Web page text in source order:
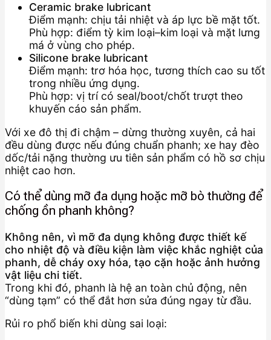
Ceramic brake lubricant
Điểm mạnh: chịu tải nhiệt và áp lực bề mặt tốt.
Phù hợp: điểm tỳ kim loại–kim loại và mặt lưng
má ở vùng cho phép.
Silicone brake lubricant
Điểm mạnh: trơ hóa học, tương thích cao su tốt
trong nhiều ứng dụng.
Phù hợp: vị trí có seal/boot/chốt trượt theo
khuyến cáo sản phẩm.
Với xe đô thị đi chậm – dừng thường xuyên, cả hai
đều dùng được nếu đúng chuẩn phanh; xe hay đèo
dốc/tải nặng thường ưu tiên sản phẩm có hồ sơ chịu
nhiệt cao hơn.
Có thể dùng mỡ đa dụng hoặc mỡ bò thường để
chống ồn phanh không?
Không nên, vì mỡ đa dụng không được thiết kế
cho nhiệt độ và điều kiện làm việc khắc nghiệt của
phanh, dễ cháy oxy hóa, tạo cặn hoặc ảnh hưởng
vật liệu chi tiết.
Trong khi đó, phanh là hệ an toàn chủ động, nên
“dùng tạm” có thể đắt hơn sửa đúng ngay từ đầu.
Rủi ro phổ biến khi dùng sai loại: